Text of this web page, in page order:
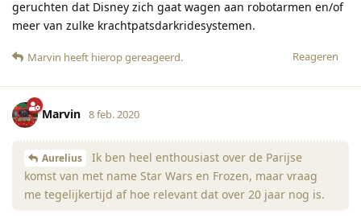
geruchten dat Disney zich gaat wagen aan robotarmen en/of
meer van zulke krachtpatsdarkridesystemen.
Reageren
Marvin heeft hierop gereageerd.
Marvin 8 feb. 2020
Aurelius
Ik ben heel enthousiast over de Parijse
komst van met name Star Wars en Frozen, maar vraag
me tegelijkertijd af hoe relevant dat over 20 jaar nog is.